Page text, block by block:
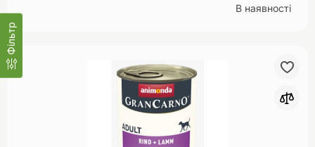
Фільтр
В наявності